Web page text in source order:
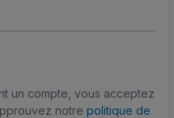
un compte, vous acceptez
notre politique de